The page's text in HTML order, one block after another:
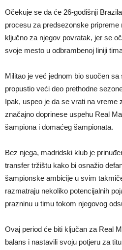
Očekuje se da će 26-godišnji
procesu za predsezonske pripreme
ključno za njegov povratak, jer se
svoje mesto u odbrambenoj liniji
Militao je već jednom bio suočen
propustio veći deo prethodne
Ipak, uspeo je da se vrati na vreme
značajno doprinese uspehu Real
šampiona i domaćeg šampionata.
Bez njega, madridski klub je
transfer tržištu kako bi osnažio
šampionske ambicije u svim
razmatraju nekoliko potencijalnih
prazninu u timu tokom njegovog
Ovaj period će biti ključan za Real
balans i nastavili svoju potjeru za